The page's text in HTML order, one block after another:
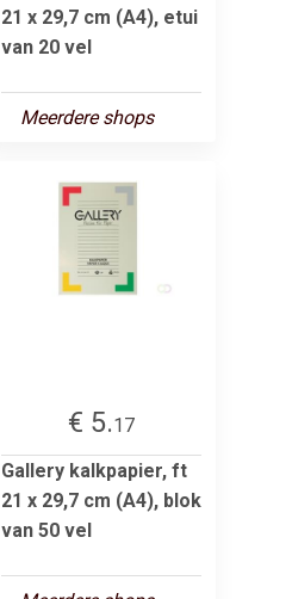
21 x 29,7 cm (A4), etui
van 20 vel
Meerdere shops
€ 5.17
Gallery kalkpapier, ft
21 x 29,7 cm (A4), blok
van 50 vel